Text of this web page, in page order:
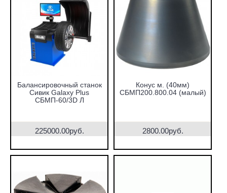
Балансировочный станок
Сивик Galaxy Plus
СБМП-60/3D Л
225000.00руб.
Конус м. (40мм)
СБМП200.800.04 (малый)
2800.00руб.